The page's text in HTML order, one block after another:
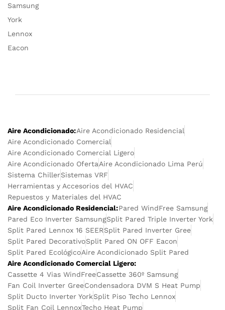
Samsung
York
Lennox
Eacon
Aire Acondicionado:Aire Acondicionado Residencial
Aire Acondicionado Comercial
Aire Acondicionado Comercial Ligero
Aire Acondicionado OfertaAire Acondicionado Lima Perú
Sistema ChillerSistemas VRF
Herramientas y Accesorios del HVAC
Repuestos y Materiales del HVAC
Aire Acondicionado Residencial:Pared WindFree Samsung
Pared Eco Inverter SamsungSplit Pared Triple Inverter York
Split Pared Lennox 16 SEERSplit Pared Inverter Gree
Split Pared DecorativoSplit Pared ON OFF Eacon
Split Pared EcológicoAire Acondicionado Split Pared
Aire Acondicionado Comercial Ligero:
Cassette 4 Vias WindFreeCassette 360º Samsung
Fan Coil Inverter GreeCondensadora DVM S Heat Pump
Split Ducto Inverter YorkSplit Piso Techo Lennox
Split Fan Coil LennoxTecho Heat Pump